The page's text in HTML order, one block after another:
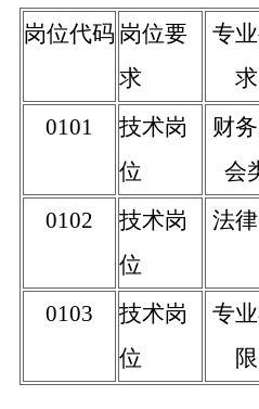
岗位代码 岗位要
求
专
求
0101
技术岗
位
财
会
0102
技术岗
位
法
0103
技术岗
位
专
限